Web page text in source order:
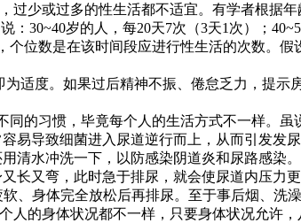
少或过多的性生活都不适宜。有学者根据
30~40岁的人，每20天7次（3天1次）；
位数是在该时间段应进行性生活的次数。
适度。如果过后精神不振、倦怠乏力，提
的习惯，毕竟每个人的生活方式不一样。
易导致细菌进入尿道逆行而上，从而引发
清水冲洗一下，以防感染阴道炎和尿路感
长又弯，此时急于排尿，就会使尿道内压
、身体完全放松后再排尿。至于事后烟、洗
的身体状况都不一样，只要身体状况允许，